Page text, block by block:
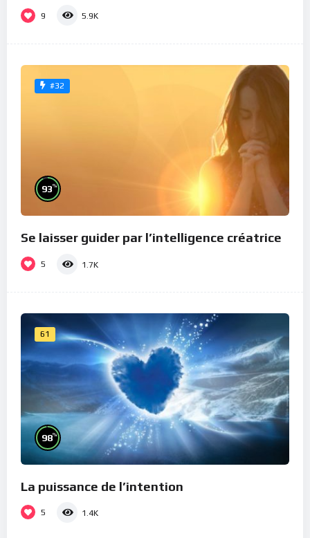
9 5.9K
#32
93%
Se laisser guider par l’intelligence créatrice
5 1.7K
61
98%
La puissance de l’intention
5 1.4K